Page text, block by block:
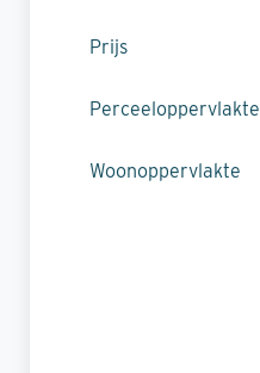
Prijs
Perceeloppervlakte
Woonoppervlakte